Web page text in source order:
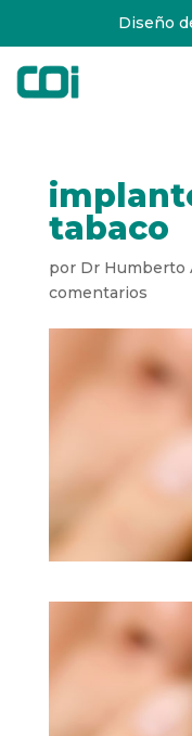
Diseño
tabaco
por Dr Humberto
comentarios